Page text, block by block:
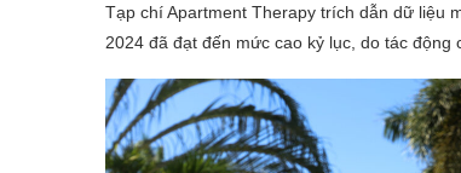
Tạp chí Apartment Therapy trích dẫn dữ liệu
2024 đã đạt đến mức cao kỷ lục, do tác động